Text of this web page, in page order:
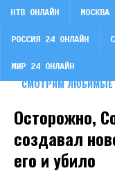
СМОТРИМ
НТВ ОНЛАЙН МОСКВА
РОССИЯ 24 ОНЛАЙН
МИР 24 ОНЛАЙН
Осторожно,
создавал
его и убило